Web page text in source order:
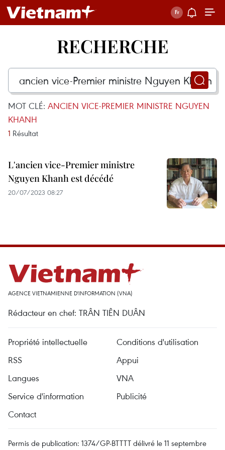
RECHERCHE
MOT CLÉ: ANCIEN VICE-PREMIER MINISTRE NGUYEN
KHANH
1 Résultat
L'ancien vice-Premier ministre
Nguyen Khanh est décédé
20/07/2023 08:27
AGENCE VIETNAMIENNE D'INFORMATION (VNA)
Rédacteur en chef: TRÂN TIÊN DUÂN
Propriété intellectuelle
Conditions d'utilisation
RSS
Appui
Langues
VNA
Service d'information
Publicité
Contact
Permis de publication: 1374/GP-BTTTT délivré le 11 septembre